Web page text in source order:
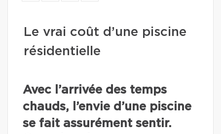
Le vrai coût d’une piscine
résidentielle
Avec l’arrivée des temps
chauds, l’envie d’une piscine
se fait assurément sentir.